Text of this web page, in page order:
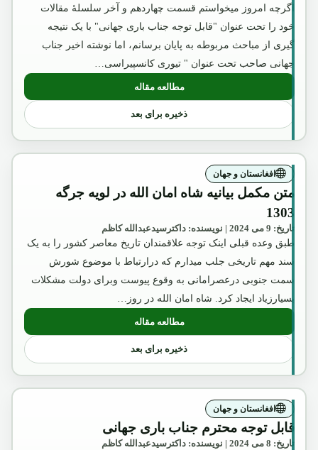
اگرچه امروز میخواستم قسمت چهاردهم و آخر سلسلۀ مقالات
خود را تحت عنوان "قابل توجه جناب باری جهانی" با یک نتیجه
گیری از مباحث مربوطه به پایان برسانم، اما نوشته اخیر جناب
جهانی صاحب تحت عنوان " تیوری کانسپیراسی…
مطالعه مقاله: قابل توجه محترم جناب باری جهانی
ذخیره برای بعد
افغانستان و جهان
متن مکمل بیانیه شاه امان الله در لویه جرگه
1303
تاریخ: 9 می 2024 | نویسنده: داکترسیدعبدالله کاظم
طبق وعده قبلی اینک توجه علاقمندان تاریخ معاصر کشور را به یک
سند مهم تاریخی جلب میدارم که درارتباط با موضوع شورش
سمت جنوبی درعصرامانی به وقوع پیوست وبرای دولت مشکلات
بسیارزیاد ایجاد کرد. شاه امان الله در روز…
مطالعه مقاله: متن مکمل بیانیه شاه امان الله در لویه جرگه
ذخیره برای بعد
افغانستان و جهان
قابل توجه محترم جناب باری جهانی
تاریخ: 8 می 2024 | نویسنده: داکترسیدعبدالله کاظم